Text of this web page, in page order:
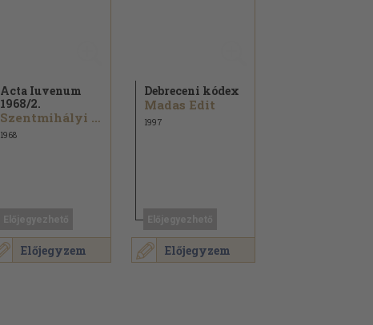
Előjegyzem
Acta Iuvenum
1968/2.
Szentmihályi Szabó Péter...
1968
Előjegyzem
Debreceni kódex
Madas Edit
1997